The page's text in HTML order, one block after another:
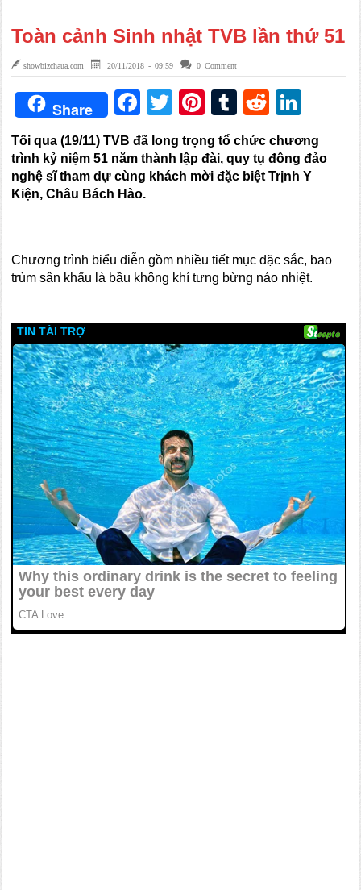
Toàn cảnh Sinh nhật TVB lần thứ 51
showbizchaua.com 20/11/2018 - 09:59 0 Comment
Share Facebook
TwitterPinterest
TumblrReddit
Tối qua (19/11) TVB đã long trọng tổ chức chương
trình kỷ niệm 51 năm thành lập đài, quy tụ đông đảo
nghệ sĩ tham dự cùng khách mời đặc biệt Trịnh Y
Kiện, Châu Bách Hào.
Chương trình biểu diễn gồm nhiều tiết mục đặc sắc, bao
trùm sân khấu là bầu không khí tưng bừng náo nhiệt.